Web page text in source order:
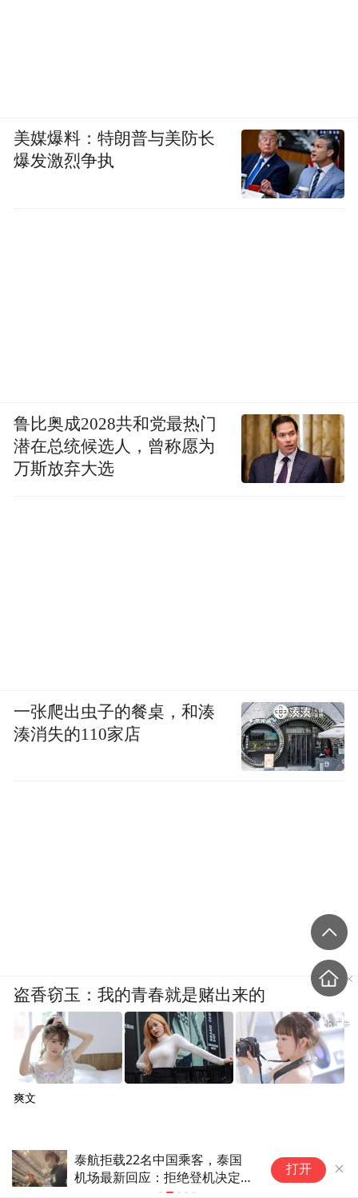
委内瑞拉首都附近国际机场恢复
商业货运航班
打开
美媒爆料：特朗普与美防长
爆发激烈争执
鲁比奥成2028共和党最热门
潜在总统候选人，曾称愿为
万斯放弃大选
一张爬出虫子的餐桌，和湊
湊消失的110家店
盗香窃玉：我的青春就是赌出来的
爽文